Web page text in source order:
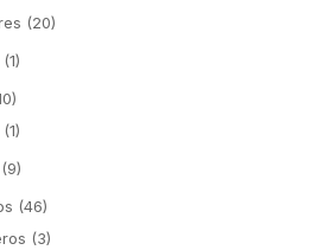
(20)
(1)
(1)
(9)
(46)
(3)